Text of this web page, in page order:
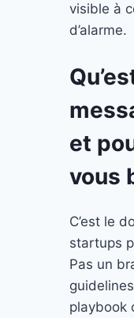
visible à
d’alarme.
et
vous
C’est le
startups
Pas un
playbook